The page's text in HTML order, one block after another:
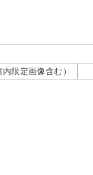
限定画像含む）